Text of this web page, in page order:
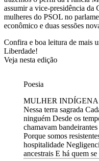
assumir a vice-presidência da
mulheres do PSOL no
econômico e duas sessões
Confira e boa leitura de mais
Liberdade!
Veja nesta edição
Poesia
MULHER INDÍGENA
Nessa terra sagrada
ninguém Desde os
chamavam
Porque somos
hospitalidade
ancestrais E há quem